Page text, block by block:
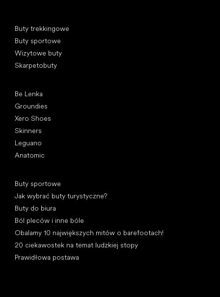
Buty trekkingowe
Buty sportowe
Wizytowe buty
Skarpetobuty
Be Lenka
Groundies
Xero Shoes
Skinners
Leguano
Anatomic
Buty sportowe
Jak wybrać buty turystyczne?
Buty do biura
Ból pleców i inne bóle
Obalamy 10 największych mitów o barefootach!
20 ciekawostek na temat ludzkiej stopy
Prawidłowa postawa